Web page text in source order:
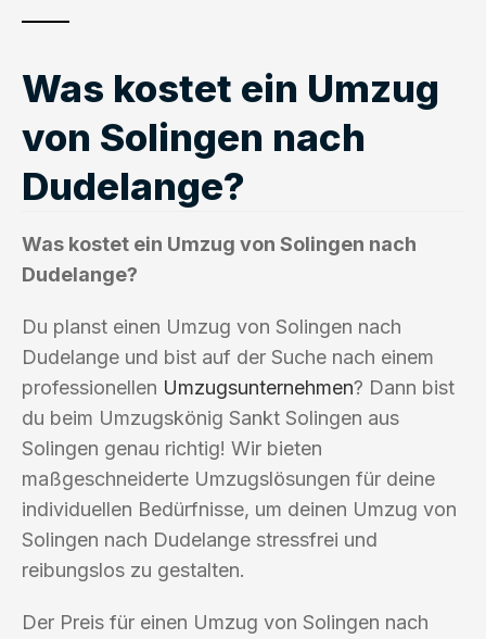
Was kostet ein Umzug
von Solingen nach
Dudelange?
Was kostet ein Umzug von Solingen nach
Dudelange?
Du planst einen Umzug von Solingen nach
Dudelange und bist auf der Suche nach einem
professionellen Umzugsunternehmen? Dann bist
du beim Umzugskönig Sankt Solingen aus
Solingen genau richtig! Wir bieten
maßgeschneiderte Umzugslösungen für deine
individuellen Bedürfnisse, um deinen Umzug von
Solingen nach Dudelange stressfrei und
reibungslos zu gestalten.
Der Preis für einen Umzug von Solingen nach